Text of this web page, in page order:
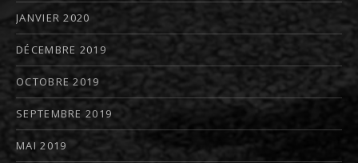
JANVIER 2020
DÉCEMBRE 2019
OCTOBRE 2019
SEPTEMBRE 2019
MAI 2019